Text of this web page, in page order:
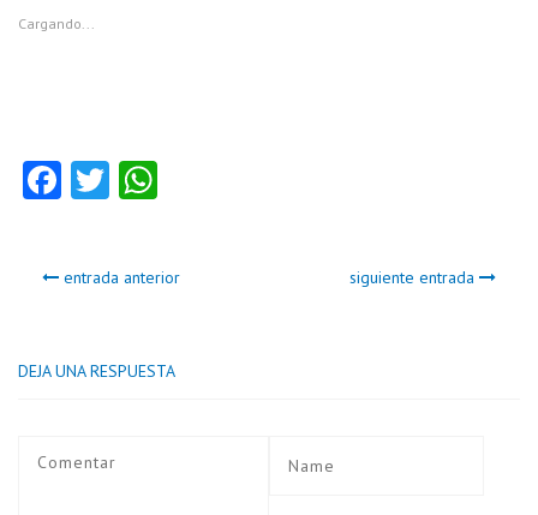
Cargando...
Fa
o
k
T
er A
p
entrada anterior siguiente entrada
DEJA UNA RESPUESTA